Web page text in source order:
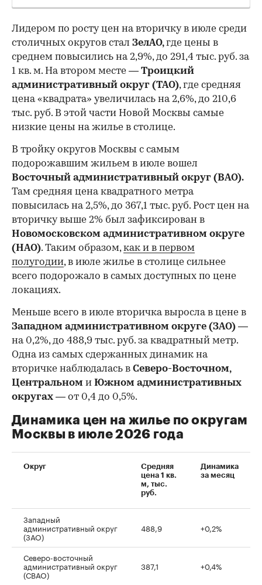
Лидером по росту цен на вторичку в июле среди
столичных округов стал ЗелАО,где цены в
среднем повысились на 2,9%, до 291,4 тыс. руб. за
1 кв. м. На втором месте — Троицкий
административный округ (ТАО), где средняя
цена «квадрата» увеличилась на 2,6%, до 210,6
тыс. руб. В этой части Новой Москвы самые
низкие цены на жилье в столице.
В тройку округов Москвы с самым
подорожавшим жильем в июле вошел
Восточный административный округ (ВАО).
Там средняя цена квадратного метра
повысилась на 2,5%, до 367,1 тыс. руб. Рост цен на
вторичку выше 2% был зафиксирован в
Новомосковском административном округе
(НАО). Таким образом,как и в первом
полугодии, в июле жилье в столице сильнее
всего подорожало в самых доступных по цене
локациях.
Меньше всего в июле вторичка выросла в цене в
Западном административном округе (ЗАО) —
на 0,2%, до 488,9 тыс. руб. за квадратный метр.
Одна из самых сдержанных динамик на
вторичке наблюдалась в Северо-Восточном,
Центральном и Южном административных
округах — от 0,4 до 0,5%.
Динамика цен на жилье по округам
Москвы в июле 2026 года
Округ
Средняя
цена 1 кв.
м, тыс.
руб.
Динамика
за месяц
Западный
административный округ
(ЗАО)
488,9 +0,2%
Северо-восточный
административный округ
(СВАО)
387,1 +0,4%